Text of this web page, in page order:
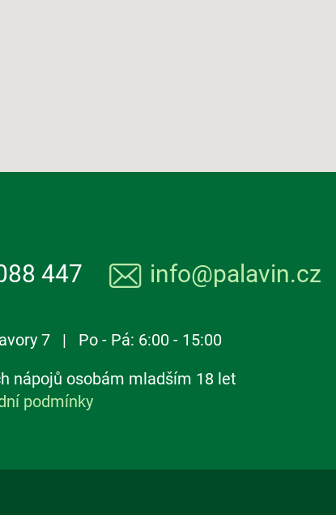
447 info@palavin.cz
7 | Po - Pá: 6:00 - 15:00
nápojů osobám mladším 18 let
podmínky